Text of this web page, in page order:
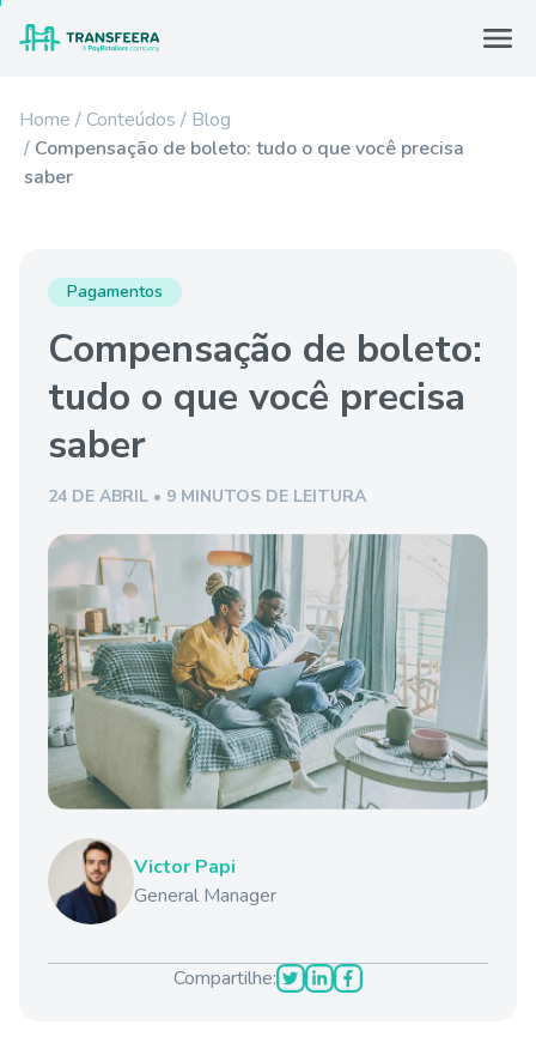
Home Conteúdos
Blog
Compensação de boleto: tudo o que você precisa
saber
Pagamentos
Compensação de boleto:
tudo o que você precisa
saber
24 DE ABRIL • 9 MINUTOS DE LEITURA
Victor Papi
General Manager
Compartilhe: